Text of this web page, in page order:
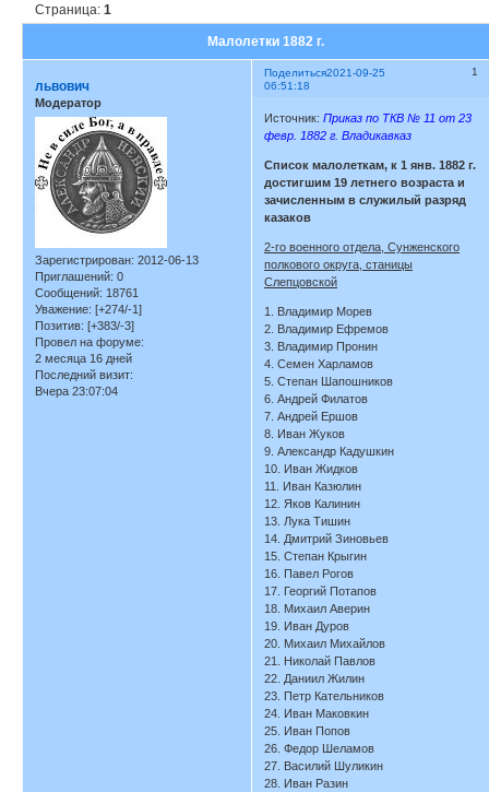
Малолетки 1882 г.
Страница:1
Поделиться 1
2021-09-25
06:51:18
львович
Модератор
Зарегистрирован: 2012-06-13
Приглашений: 0
Сообщений: 18761
Уважение: [+274/-1]
Позитив: [+383/-3]
Провел на форуме:
2 месяца 16 дней
Последний визит:
Вчера 23:07:04
Источник:Приказ по ТКВ № 11 от 23
февр. 1882 г. Владикавказ
Список малолеткам, к 1 янв. 1882 г.
достигшим 19 летнего возраста и
зачисленным в служилый разряд
казаков
2-го военного отдела, Сунженского
полкового округа, станицы
Слепцовской
1. Владимир Морев
2. Владимир Ефремов
3. Владимир Пронин
4. Семен Харламов
5. Степан Шапошников
6. Андрей Филатов
7. Андрей Ершов
8. Иван Жуков
9. Александр Кадушкин
10. Иван Жидков
11. Иван Казюлин
12. Яков Калинин
13. Лука Тишин
14. Дмитрий Зиновьев
15. Степан Крыгин
16. Павел Рогов
17. Георгий Потапов
18. Михаил Аверин
19. Иван Дуров
20. Михаил Михайлов
21. Николай Павлов
22. Даниил Жилин
23. Петр Кательников
24. Иван Маковкин
25. Иван Попов
26. Федор Шеламов
27. Василий Шуликин
28. Иван Разин